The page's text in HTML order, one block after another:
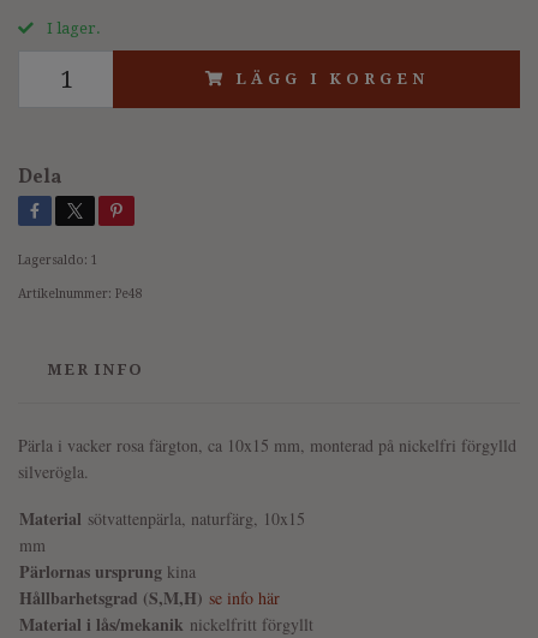
I lager.
LÄGG I KORGEN
Dela
Lagersaldo: 1
Artikelnummer: Pe48
MER INFO
Pärla i vacker rosa färgton, ca 10x15 mm, monterad på nickelfri förgylld
silverögla.
Material sötvattenpärla, naturfärg, 10x15
mm
Pärlornas ursprung kina
Hållbarhetsgrad (S,M,H) se info här
Material i lås/mekanik nickelfritt förgyllt